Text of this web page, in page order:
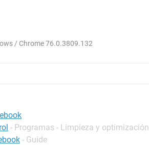
/ Chrome 76.0.3809.132
- Programas - Limpieza y optimización
- Guide